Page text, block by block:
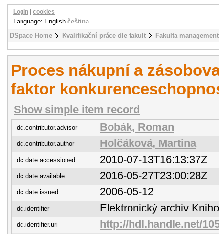
DSpace Home Kvalifikační práce dle fakult Fakulta
Login cookies
Language: English čeština
Proces nákupní a
faktor
Show simple item record
dc.contributor.advisor Bobák, Roman
dc.contributor.author Holčáková, Martina
dc.date.accessioned 2010-07-13T16:13:37Z
dc.date.available 2016-05-27T23:00:28Z
dc.date.issued 2006-05-12
dc.identifier Elektronický archiv
dc.identifier.uri http://hdl.handle.net/